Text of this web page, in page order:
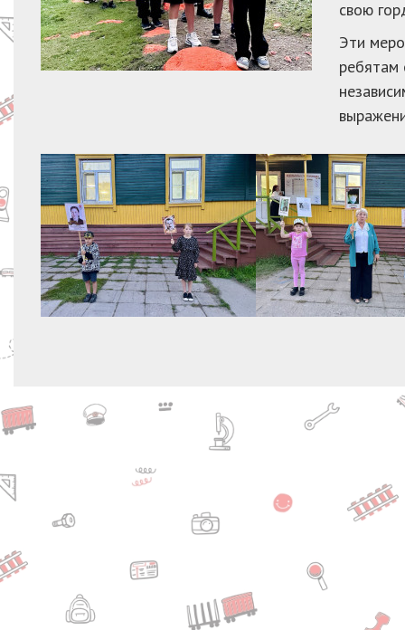
свою
Эти
ребятам